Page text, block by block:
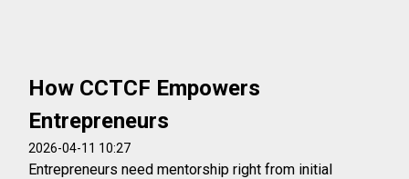
How CCTCF Empowers
Entrepreneurs
2026-04-11 10:27
Entrepreneurs need mentorship right from initial